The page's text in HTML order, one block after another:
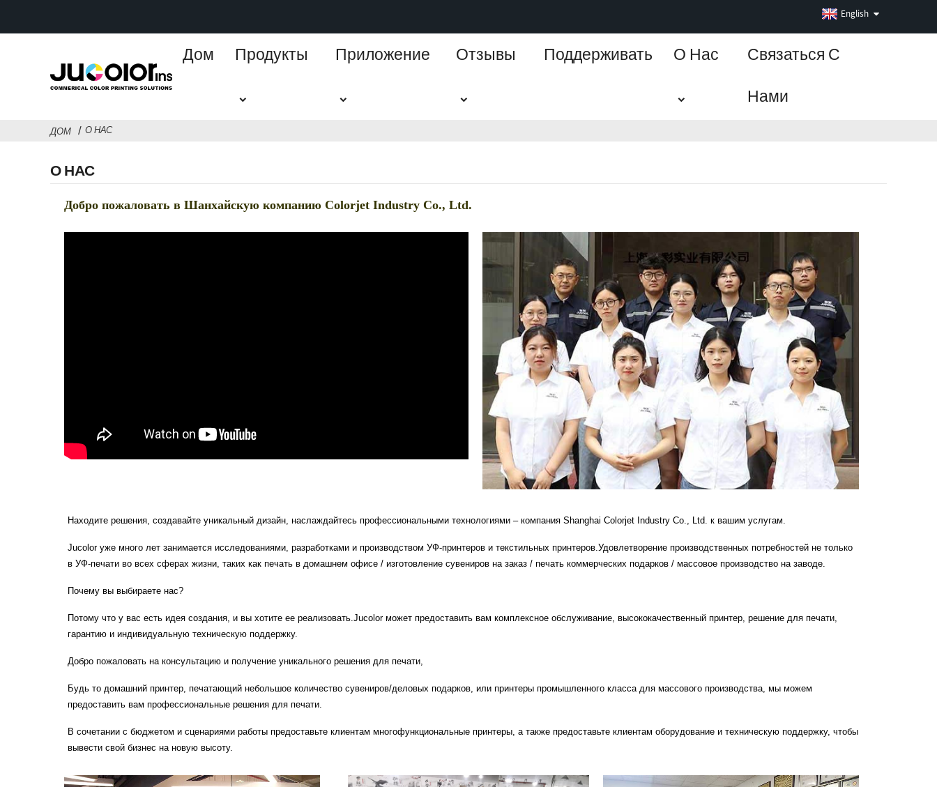
English
Дом Продукты Приложение Отзывы Поддерживать О Нас Связаться С
Нами
ДОМ О НАС
О НАС
Добро пожаловать в Шанхайскую компанию Colorjet Industry Co., Ltd.
Находите решения, создавайте уникальный дизайн, наслаждайтесь профессиональными технологиями – компания Shanghai Colorjet Industry Co., Ltd. к вашим услугам.
Jucolor уже много лет занимается исследованиями, разработками и производством УФ-принтеров и текстильных принтеров.Удовлетворение производственных потребностей не только
в УФ-печати во всех сферах жизни, таких как печать в домашнем офисе / изготовление сувениров на заказ / печать коммерческих подарков / массовое производство на заводе.
Почему вы выбираете нас?
Потому что у вас есть идея создания, и вы хотите ее реализовать.Jucolor может предоставить вам комплексное обслуживание, высококачественный принтер, решение для печати,
гарантию и индивидуальную техническую поддержку.
Добро пожаловать на консультацию и получение уникального решения для печати,
Будь то домашний принтер, печатающий небольшое количество сувениров/деловых подарков, или принтеры промышленного класса для массового производства, мы можем
предоставить вам профессиональные решения для печати.
В сочетании с бюджетом и сценариями работы предоставьте клиентам многофункциональные принтеры, а также предоставьте клиентам оборудование и техническую поддержку, чтобы
вывести свой бизнес на новую высоту.